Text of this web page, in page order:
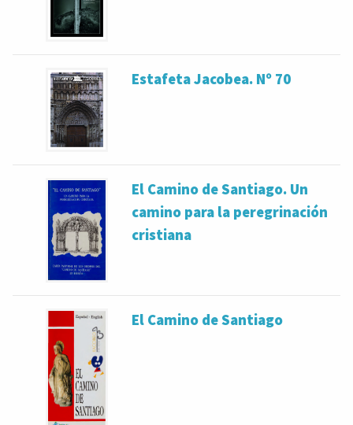
Estafeta Jacobea. Nº 70
El Camino de Santiago. Un
camino para la peregrinación
cristiana
El Camino de Santiago